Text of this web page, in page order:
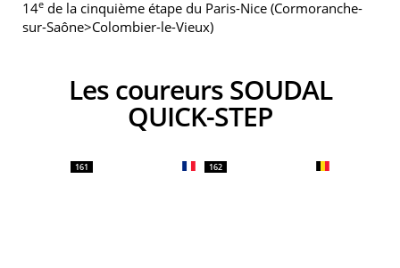
14e de la cinquième étape du Paris-Nice (Cormoranche-
sur-Saône>Colombier-le-Vieux)
Les coureurs SOUDAL
QUICK-STEP
161 162